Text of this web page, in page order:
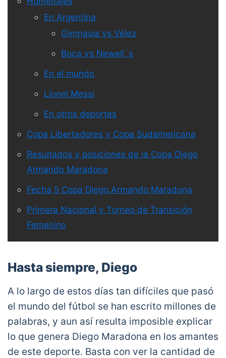
En Argentina
Gimnasia vs Vélez
Boca vs Newell´s
En el mundo
Lionel Messi
En otros deportes
Copa Libertadores y Copa Sudamericana
Resultados y posiciones de la Copa Diego
Armando Maradona
Fecha 5 Copa Diego Armando Maradona
Primera Nacional y Torneo de Transición
Femenino
Hasta siempre, Diego
A lo largo de estos días tan difíciles que pasó
el mundo del fútbol se han escrito millones de
palabras, y aun así resulta imposible explicar
lo que genera Diego Maradona en los amantes
de este deporte. Basta con ver la cantidad de